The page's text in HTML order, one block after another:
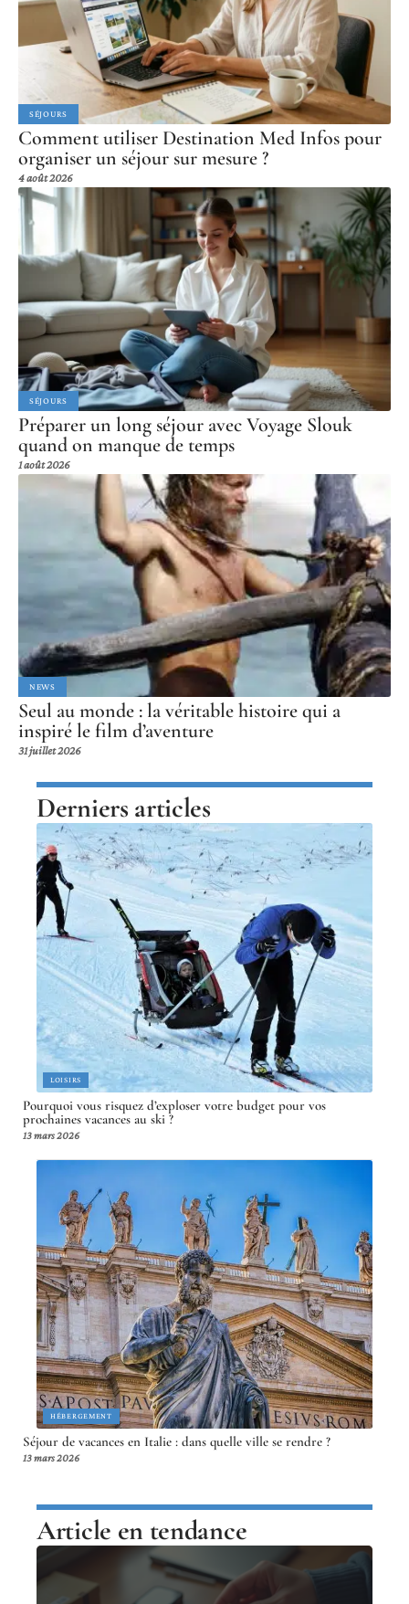
SÉJOURS
Comment utiliser Destination Med Infos pour
organiser un séjour sur mesure ?
4 août 2026
SÉJOURS
Préparer un long séjour avec Voyage Slouk
quand on manque de temps
1 août 2026
NEWS
Seul au monde : la véritable histoire qui a
inspiré le film d’aventure
31 juillet 2026
Derniers articles
LOISIRS
Pourquoi vous risquez d’exploser votre budget pour vos
prochaines vacances au ski ?
13 mars 2026
HÉBERGEMENT
Séjour de vacances en Italie : dans quelle ville se rendre ?
13 mars 2026
Article en tendance